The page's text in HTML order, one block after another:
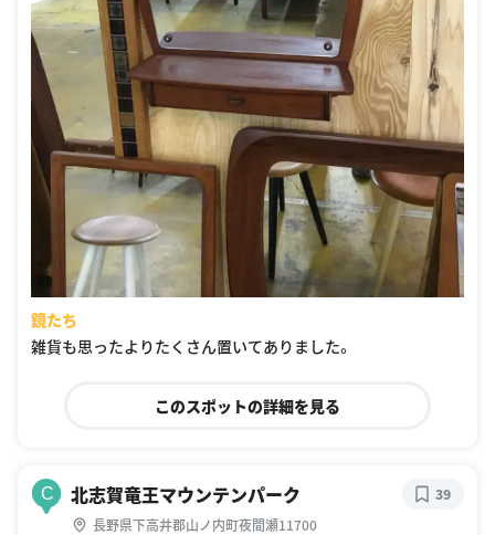
鏡たち
雑貨も思ったよりたくさん置いてありました。
このスポットの詳細を見る
C 北志賀竜王マウンテンパーク
長野県下高井郡山ノ内町夜間瀬11700
39